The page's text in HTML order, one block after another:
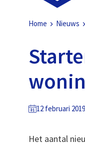
Home Nieuws
12 februari 2019
Het aantal